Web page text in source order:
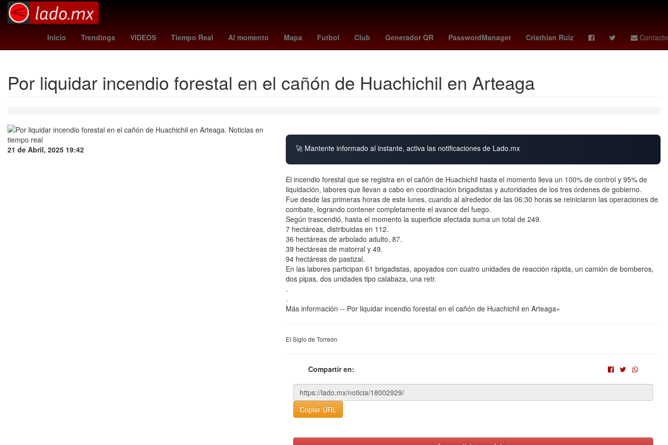
Inicio Trendings VIDEOS Tiempo Real Al momento Mapa Futbol Club Generador QR PasswordManager Cristhian Ruiz Contacto
Erick Pulgar unión - lanús Nueva York Aguascalientes España presidente de la suprema corte de justicia de la nación hugo camberos 2024 sabalenka Rafael Caro Quintero
Por liquidar incendio forestal en el cañón de Huachichil en Arteaga
21 de Abril, 2025 19:42 🚀 Mantente informado al instante, activa las notificaciones de Lado.mx
El incendio forestal que se registra en el cañón de Huachichil hasta el momento lleva un 100% de control y 95% de
liquidación, labores que llevan a cabo en coordinación brigadistas y autoridades de los tres órdenes de gobierno.
Fue desde las primeras horas de este lunes, cuando al alrededor de las 06:30 horas se reiniciaron las operaciones de
combate, logrando contener completamente el avance del fuego.
Según trascendió, hasta el momento la superficie afectada suma un total de 249.
7 hectáreas, distribuidas en 112.
36 hectáreas de arbolado adulto, 87.
39 hectáreas de matorral y 49.
94 hectáreas de pastizal.
En las labores participan 61 brigadistas, apoyados con cuatro unidades de reacción rápida, un camión de bomberos,
dos pipas, dos unidades tipo calabaza, una retr.
.
.
Más información -- Por liquidar incendio forestal en el cañón de Huachichil en Arteaga»
El Siglo de Torreón
Compartir en:
Copiar URL